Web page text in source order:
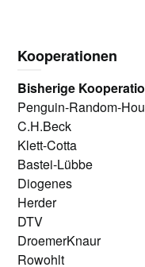
Kooperationen
Bisherige
Penguin-Random-
C.H.Beck
Klett-Cotta
Bastei-Lübbe
Diogenes
Herder
DTV
DroemerKnaur
Rowohlt